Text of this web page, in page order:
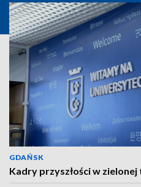
GDAŃSK
Kadry przyszłości w